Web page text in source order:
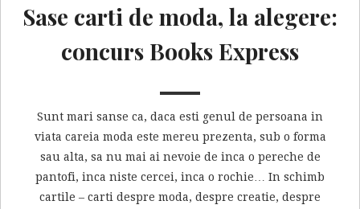
Sase carti de moda, la alegere:
concurs Books Express
Sunt mari sanse ca, daca esti genul de persoana in
viata careia moda este mereu prezenta, sub o forma
sau alta, sa nu mai ai nevoie de inca o pereche de
pantofi, inca niste cercei, inca o rochie… In schimb
cartile – carti despre moda, despre creatie, despre